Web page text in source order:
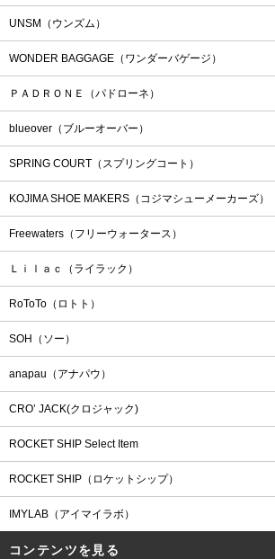
UNSM（ウンズム）
WONDER BAGGAGE（ワンダーバゲージ）
ＰＡＤＲＯＮＥ（パドローネ）
blueover（ブルーオーバー）
SPRING COURT（スプリングコート）
KOJIMA SHOE MAKERS（コジマシューメーカーズ）
Freewaters（フリーウォータース）
Ｌｉｌａｃ（ライラック）
RoToTo（ロトト）
SOH（ソー）
anapau（アナパウ）
CRO’ JACK(クロジャック)
ROCKET SHIP Select Item
ROCKET SHIP（ロケットシップ）
IMYLAB（アイマイラボ）
コンテンツを見る